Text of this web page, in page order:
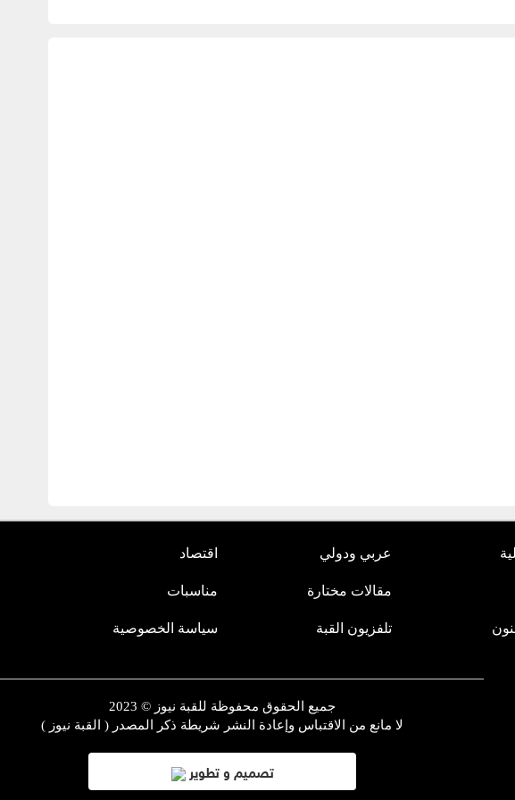
عربي ودولي اقتصاد
مقالات مختارة مناسبات
تلفزيون القبة سياسة الخصوصية
جميع الحقوق محفوظة للقبة نيوز © 2023
لا مانع من الاقتباس وإعادة النشر شريطة ذكر المصدر ( القبة نيوز )
تصميم و تطوير